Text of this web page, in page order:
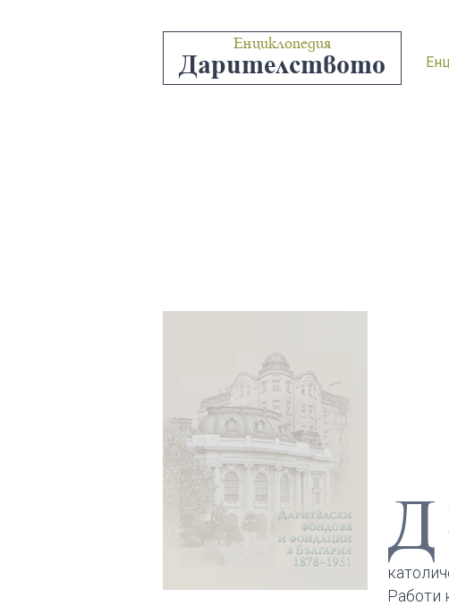
Енциклопедия
Дарителството
Д
Работи